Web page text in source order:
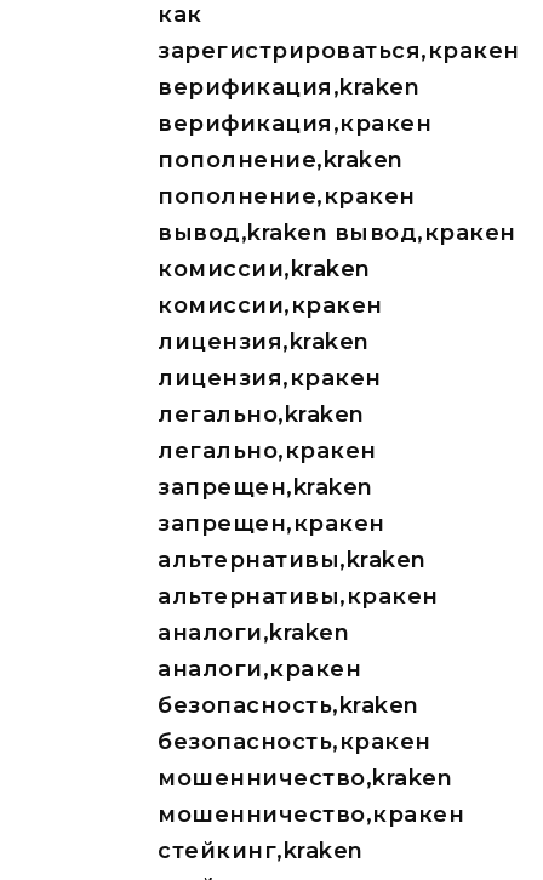
как
зарегистрироваться,кракен
верификация,kraken
верификация,кракен
пополнение,kraken
пополнение,кракен
вывод,kraken вывод,кракен
комиссии,kraken
комиссии,кракен
лицензия,kraken
лицензия,кракен
легально,kraken
легально,кракен
запрещен,kraken
запрещен,кракен
альтернативы,kraken
альтернативы,кракен
аналоги,kraken
аналоги,кракен
безопасность,kraken
безопасность,кракен
мошенничество,kraken
мошенничество,кракен
стейкинг,kraken